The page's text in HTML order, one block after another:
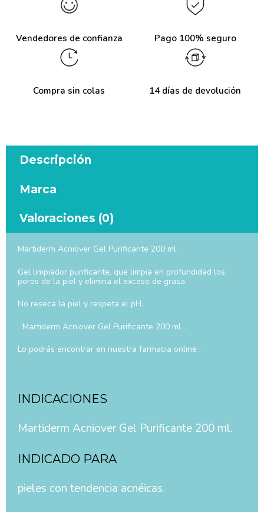
Vendedores de confianza Pago 100% seguro
Compra sin colas 14 días de devolución
Descripción
Marca
Valoraciones (0)
Martiderm Acniover Gel Purificante 200 ml.
Gel limpiador purificante, que limpia en profundidad los
poros de la piel y elimina el exceso de grasa.
No reseca la piel y respeta el pH.
Martiderm Acniover Gel Purificante 200 ml .
Lo podrás encontrar en nuestra farmacia online .
INDICACIONES
Martiderm Acniover Gel Purificante 200 ml.
INDICADO PARA
pieles con tendencia acnéicas.